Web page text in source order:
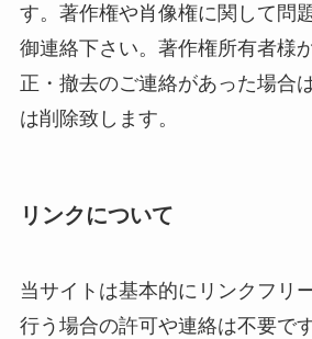
す。著作権や肖像権に関して問
御連絡下さい。著作権所有者様
正・撤去のご連絡があった場合
は削除致します。
リンクについて
当サイトは基本的にリンクフリ
行う場合の許可や連絡は不要で